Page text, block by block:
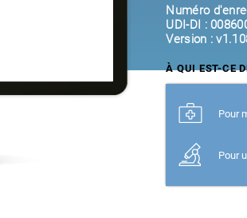
Numéro
UDI-DI :
Version :
À QUI EST-CE
Pour
Pour